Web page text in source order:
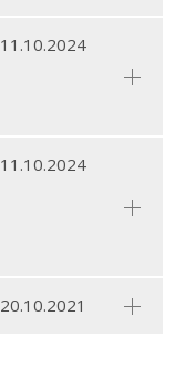
11.10.2024
11.10.2024
20.10.2021